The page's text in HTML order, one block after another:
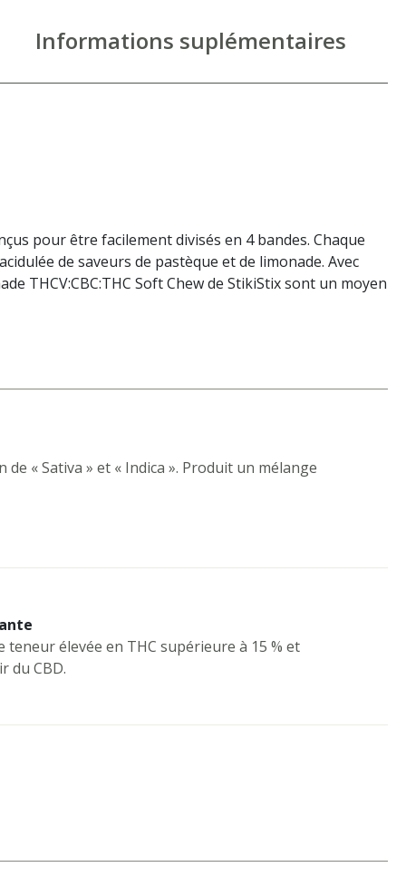
Informations suplémentaires
pour être facilement divisés en 4 bandes. Chaque
de saveurs de pastèque et de limonade. Avec
THCV:CBC:THC Soft Chew de StikiStix sont un moyen
de « Sativa » et « Indica ». Produit un mélange
teneur élevée en THC supérieure à 15 % et
du CBD.